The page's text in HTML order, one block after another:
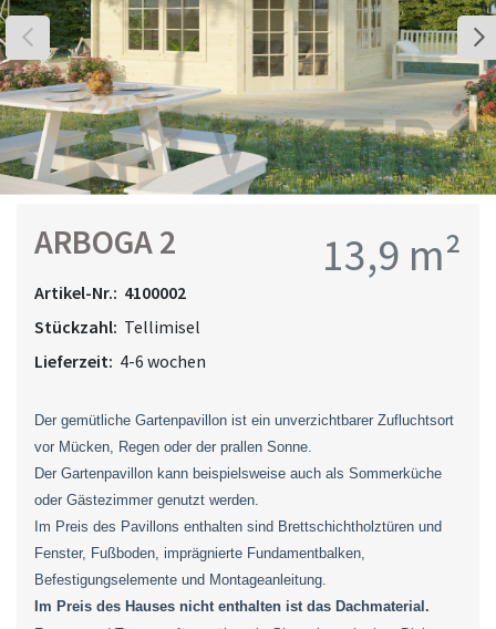
ARBOGA 2
Artikel-Nr.: 4100002
Stückzahl: Tellimisel
Lieferzeit: 4-6 wochen
13,9 m²
Der gemütliche Gartenpavillon ist ein unverzichtbarer Zufluchtsort
vor Mücken, Regen oder der prallen Sonne.
Der Gartenpavillon kann beispielsweise auch als Sommerküche
oder Gästezimmer genutzt werden.
Im Preis des Pavillons enthalten sind Brettschichtholztüren und
Fenster, Fußboden, imprägnierte Fundamentbalken,
Befestigungselemente und Montageanleitung.
Im Preis des Hauses nicht enthalten ist das Dachmaterial.